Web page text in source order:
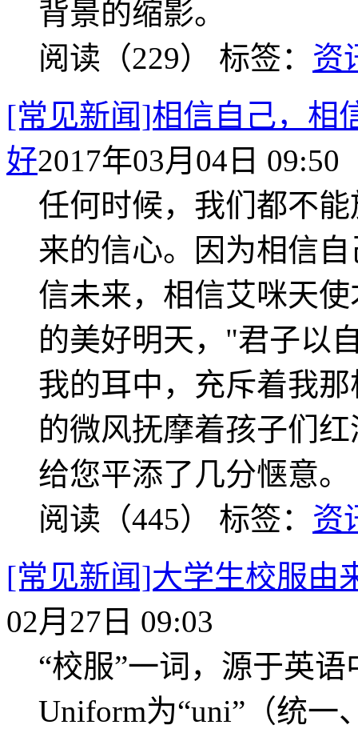
背景的缩影。
阅读（229） 标签： 资
[常见新闻]相信自己，相
好2017年03月04日 09:50
任何时候，我们都不
来的信心。因为相信
信未来，相信艾咪天
的美好明天，"君子以
我的耳中，充斥着我
的微风抚摩着孩子们
给您平添了几分惬意。
阅读（445） 标签： 资
[常见新闻]大学生校服由
02月27日 09:03
“校服”一词，源于英
Uniform为“uni”（统一